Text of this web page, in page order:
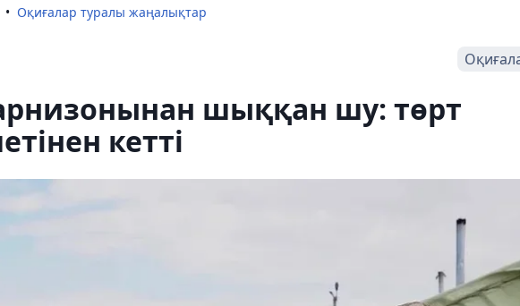
Оқиғалар туралы жаңалықтар
шыққан шу: төрт
кетті